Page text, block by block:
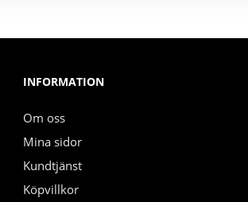
INFORMATION
Om oss
Mina sidor
Kundtjänst
Köpvillkor